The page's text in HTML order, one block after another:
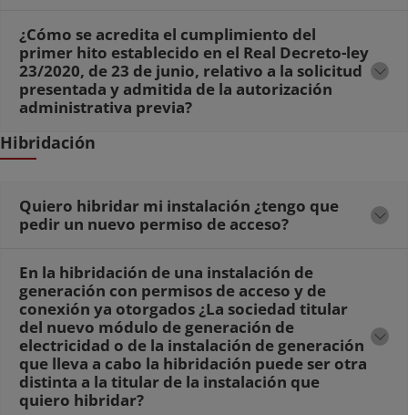
¿Cómo se acredita el cumplimiento del
primer hito establecido en el Real Decreto-ley
23/2020, de 23 de junio, relativo a la solicitud
presentada y admitida de la autorización
administrativa previa?
Hibridación
Quiero hibridar mi instalación ¿tengo que
pedir un nuevo permiso de acceso?
En la hibridación de una instalación de
generación con permisos de acceso y de
conexión ya otorgados ¿La sociedad titular
del nuevo módulo de generación de
electricidad o de la instalación de generación
que lleva a cabo la hibridación puede ser otra
distinta a la titular de la instalación que
quiero hibridar?